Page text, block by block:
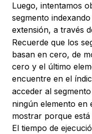
Luego, intentamos
segmento
extensión, a través
Recuerde que los
basan en cero, de
cero y el último
encuentre en el
acceder al
ningún elemento en
mostrar porque está
El tiempo de